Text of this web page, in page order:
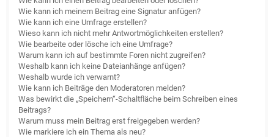
Wie kann ich meinem Beitrag eine Signatur anfügen?
Wie kann ich eine Umfrage erstellen?
Wieso kann ich nicht mehr Antwortmöglichkeiten erstellen?
Wie bearbeite oder lösche ich eine Umfrage?
Warum kann ich auf bestimmte Foren nicht zugreifen?
Weshalb kann ich keine Dateianhänge anfügen?
Weshalb wurde ich verwarnt?
Wie kann ich Beiträge den Moderatoren melden?
Was bewirkt die „Speichern“-Schaltfläche beim Schreiben eines
Beitrags?
Warum muss mein Beitrag erst freigegeben werden?
Wie markiere ich ein Thema als neu?